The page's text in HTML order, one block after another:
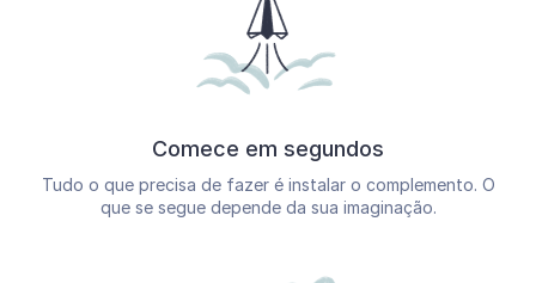
Comece em segundos
Tudo o que precisa de fazer é instalar o complemento. O
que se segue depende da sua imaginação.